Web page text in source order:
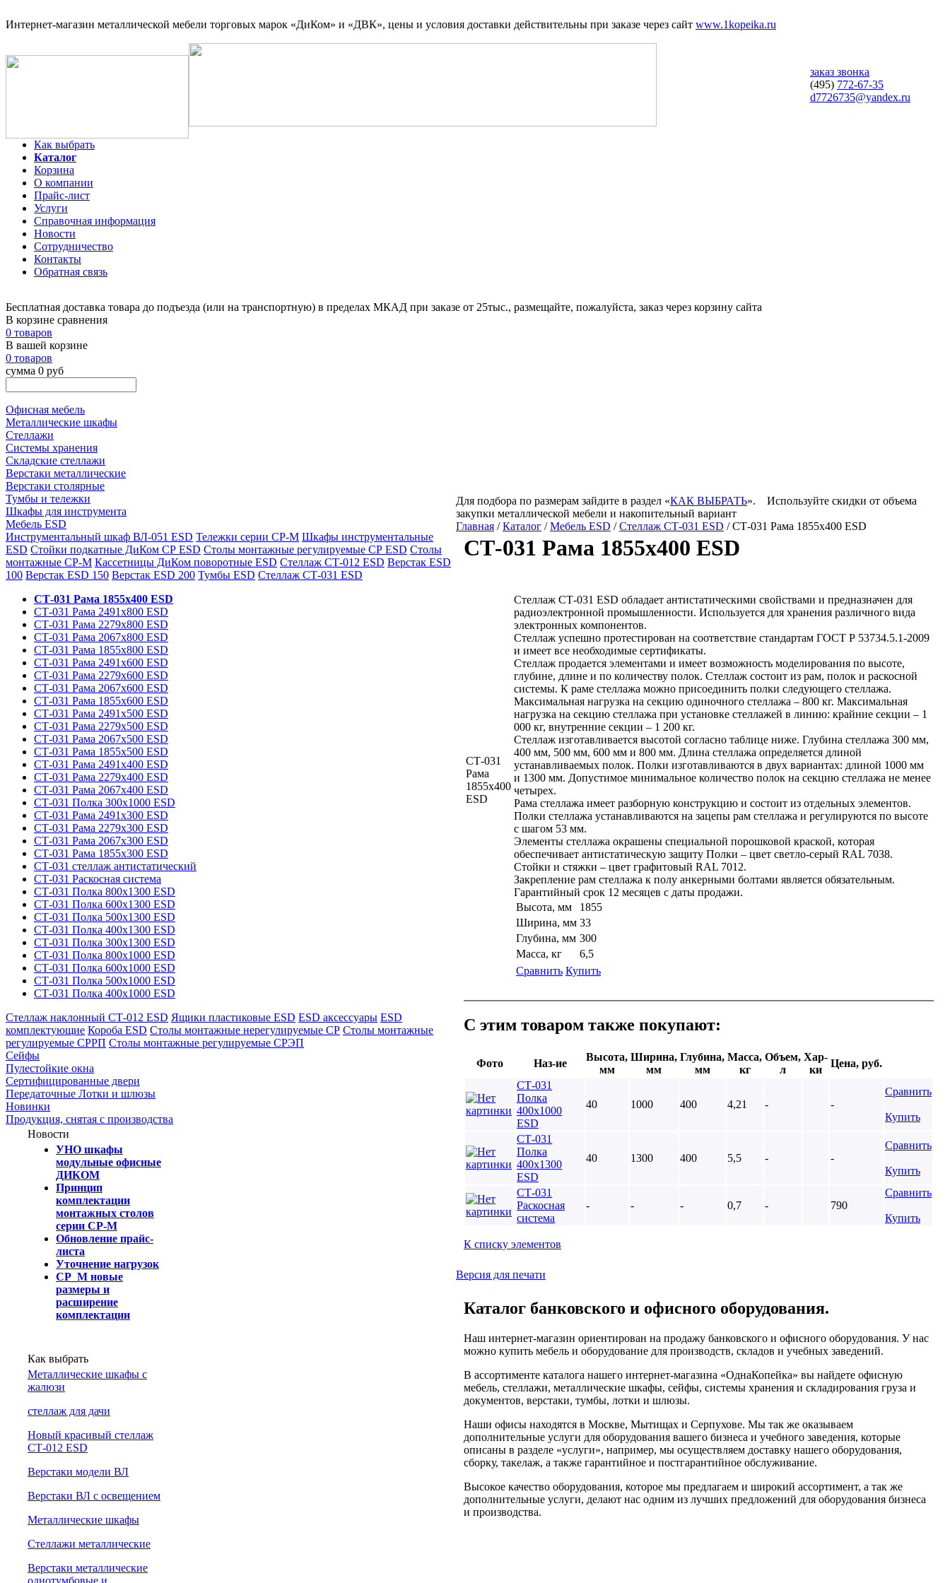
Интернет-магазин металлической мебели торговых марок «ДиКом» и «ДВК», цены и условия доставки действительны при заказе через сайт www.1kopeika.ru
заказ звонка
(495) 772-67-35
d7726735@yandex.ru
Как выбрать
Каталог
Корзина
О компании
Прайс-лист
Услуги
Справочная информация
Новости
Сотрудничество
Контакты
Обратная связь
Бесплатная доставка товара до подъезда (или на транспортную) в пределах МКАД при заказе от 25тыс., размещайте, пожалуйста, заказ через корзину сайта
В корзине сравнения
0 товаров
В вашей корзине
0 товаров
сумма 0 руб
Офисная мебель
Металлические шкафы
Стеллажи
Системы хранения
Складские стеллажи
Верстаки металлические
Верстаки столярные
Тумбы и тележки
Шкафы для инструмента
Мебель ESD
Инструментальный шкаф ВЛ-051 ESD Тележки серии СР-М Шкафы инструментальные
ESD Стойки подкатные ДиКом СР ESD Столы монтажные регулируемые СР ESD Столы
монтажные СР-М Кассетницы ДиКом поворотные ESD Стеллаж СТ-012 ESD Верстак ESD
100 Верстак ESD 150 Верстак ESD 200 Тумбы ESD Стеллаж СТ-031 ESD
СТ-031 Рама 1855х400 ESD
СТ-031 Рама 2491х800 ESD
СТ-031 Рама 2279х800 ESD
СТ-031 Рама 2067х800 ESD
СТ-031 Рама 1855х800 ESD
СТ-031 Рама 2491х600 ESD
СТ-031 Рама 2279х600 ESD
СТ-031 Рама 2067х600 ESD
СТ-031 Рама 1855х600 ESD
СТ-031 Рама 2491х500 ESD
СТ-031 Рама 2279х500 ESD
СТ-031 Рама 2067х500 ESD
СТ-031 Рама 1855х500 ESD
СТ-031 Рама 2491х400 ESD
СТ-031 Рама 2279х400 ESD
СТ-031 Рама 2067х400 ESD
СТ-031 Полка 300х1000 ESD
СТ-031 Рама 2491х300 ESD
СТ-031 Рама 2279х300 ESD
СТ-031 Рама 2067х300 ESD
СТ-031 Рама 1855х300 ESD
СТ-031 стеллаж антистатический
СТ-031 Раскосная система
СТ-031 Полка 800х1300 ESD
СТ-031 Полка 600х1300 ESD
СТ-031 Полка 500х1300 ESD
СТ-031 Полка 400х1300 ESD
СТ-031 Полка 300х1300 ESD
СТ-031 Полка 800х1000 ESD
СТ-031 Полка 600х1000 ESD
СТ-031 Полка 500х1000 ESD
СТ-031 Полка 400х1000 ESD
Стеллаж наклонный СТ-012 ESD Ящики пластиковые ESD ESD аксессуары ESD
комплектующие Короба ESD Столы монтажные нерегулируемые СР Столы монтажные
регулируемые СРРП Столы монтажные регулируемые СРЭП
Сейфы
Пулестойкие окна
Сертифицированные двери
Передаточные Лотки и шлюзы
Новинки
Продукция, снятая с производства
Новости
УНО шкафы
модульные офисные
ДИКОМ
Принцип
комплектации
монтажных столов
серии СР-М
Обновление прайс-
листа
Уточнение нагрузок
СР_М новые
размеры и
расширение
комплектации
Как выбрать
Металлические шкафы с
жалюзи
cтеллаж для дачи
Новый красивый стеллаж
СТ-012 ESD
Верстаки модели ВЛ
Верстаки ВЛ с освещением
Металлические шкафы
Стеллажи металлические
Верстаки металлические
однотумбовые и
Для подбора по размерам зайдите в раздел «КАК ВЫБРАТЬ».
Используйте скидки от объема
закупки металлической мебели и накопительный вариант
Главная /Каталог /Мебель ESD /Стеллаж СТ-031 ESD / СТ-031 Рама 1855х400 ESD
СТ-031 Рама 1855х400 ESD
СТ-031
Рама
1855х400
ESD
Стеллаж СТ-031 ESD обладает антистатическими свойствами и предназначен для
радиоэлектронной промышленности. Используется для хранения различного вида
электронных компонентов.
Стеллаж успешно протестирован на соответствие стандартам ГОСТ Р 53734.5.1-2009
и имеет все необходимые сертификаты.
Стеллаж продается элементами и имеет возможность моделирования по высоте,
глубине, длине и по количеству полок. Стеллаж состоит из рам, полок и раскосной
системы. К раме стеллажа можно присоединить полки следующего стеллажа.
Максимальная нагрузка на секцию одиночного стеллажа – 800 кг. Максимальная
нагрузка на секцию стеллажа при установке стеллажей в линию: крайние секции – 1
000 кг, внутренние секции – 1 200 кг.
Стеллаж изготавливается высотой согласно таблице ниже. Глубина стеллажа 300 мм,
400 мм, 500 мм, 600 мм и 800 мм. Длина стеллажа определяется длиной
устанавливаемых полок. Полки изготавливаются в двух вариантах: длиной 1000 мм
и 1300 мм. Допустимое минимальное количество полок на секцию стеллажа не менее
четырех.
Рама стеллажа имеет разборную конструкцию и состоит из отдельных элементов.
Полки стеллажа устанавливаются на зацепы рам стеллажа и регулируются по высоте
с шагом 53 мм.
Элементы стеллажа окрашены специальной порошковой краской, которая
обеспечивает антистатическую защиту Полки – цвет светло-серый RAL 7038.
Стойки и стяжки – цвет графитовый RAL 7012.
Закрепление рам стеллажа к полу анкерными болтами является обязательным.
Гарантийный срок 12 месяцев с даты продажи.
Высота, мм
1855
Ширина, мм 33
Глубина, мм 300
Масса, кг
6,5
Сравнить Купить
С этим товаром также покупают:
Фото Наз-ие
Высота,
мм
Ширина,
мм
Глубина,
мм
Масса,
кг
Объем,
л
Хар-
ки
Цена, руб.
СТ-031
Полка
400х1000
ESD
40 1000 400 4,21 - -
Сравнить
Купить
СТ-031
Полка
400х1300
ESD
40 1300 400 5,5 - -
Сравнить
Купить
СТ-031
Раскосная
система
- - - 0,7 - 790
Сравнить
Купить
К списку элементов
Версия для печати
Каталог банковского и офисного оборудования.
Наш интернет-магазин ориентирован на продажу банковского и офисного оборудования. У нас
можно купить мебель и оборудование для производств, складов и учебных заведений.
В ассортименте каталога нашего интернет-магазина «ОднаКопейка» вы найдете офисную
мебель, стеллажи, металлические шкафы, сейфы, системы хранения и складирования груза и
документов, верстаки, тумбы, лотки и шлюзы.
Наши офисы находятся в Москве, Мытищах и Серпухове. Мы так же оказываем
дополнительные услуги для оборудования вашего бизнеса и учебного заведения, которые
описаны в разделе «услуги», например, мы осуществляем доставку нашего оборудования,
сборку, такелаж, а также гарантийное и постгарантийное обслуживание.
Высокое качество оборудования, которое мы предлагаем и широкий ассортимент, а так же
дополнительные услуги, делают нас одним из лучших предложений для оборудования бизнеса
и производства.